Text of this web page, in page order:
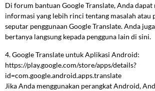
Di forum bantuan Google Translate, Anda dapat
informasi yang lebih rinci tentang masalah atau
seputar penggunaan Google Translate. Anda
bertanya langsung kepada pengguna lain di sini.
4. Google Translate untuk Aplikasi Android:
https://play.google.com/store/apps/details?
id=com.google.android.apps.translate
Jika Anda menggunakan perangkat Android,